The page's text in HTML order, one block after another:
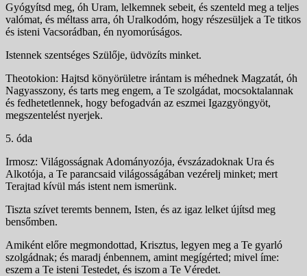
Gyógyítsd meg, óh Uram, lelkemnek sebeit, és szenteld meg a teljes
valómat, és méltass arra, óh Uralkodóm, hogy részesüljek a Te titkos
és isteni Vacsorádban, én nyomorúságos.
Istennek szentséges Szülője, üdvözíts minket.
Theotokion: Hajtsd könyörületre irántam is méhednek Magzatát, óh
Nagyasszony, és tarts meg engem, a Te szolgádat, mocsoktalannak
és fedhetetlennek, hogy befogadván az eszmei Igazgyöngyöt,
megszentelést nyerjek.
5. óda
Irmosz: Világosságnak Adományozója, évszázadoknak Ura és
Alkotója, a Te parancsaid világosságában vezérelj minket; mert
Terajtad kívül más istent nem ismerünk.
Tiszta szívet teremts bennem, Isten, és az igaz lelket újítsd meg
bensőmben.
Amiként előre megmondottad, Krisztus, legyen meg a Te gyarló
szolgádnak; és maradj énbennem, amint megígérted; mivel íme:
eszem a Te isteni Testedet, és iszom a Te Véredet.